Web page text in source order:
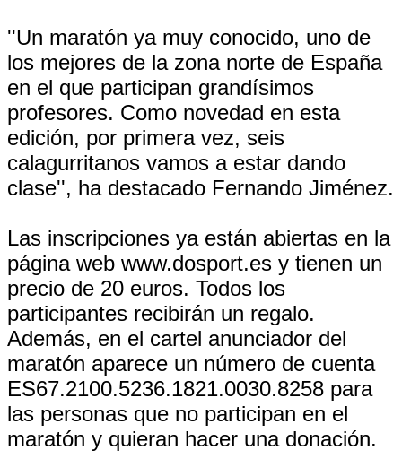
''Un maratón ya muy conocido, uno de
los mejores de la zona norte de España
en el que participan grandísimos
profesores. Como novedad en esta
edición, por primera vez, seis
calagurritanos vamos a estar dando
clase'', ha destacado Fernando Jiménez.
Las inscripciones ya están abiertas en la
página web www.dosport.es y tienen un
precio de 20 euros. Todos los
participantes recibirán un regalo.
Además, en el cartel anunciador del
maratón aparece un número de cuenta
ES67.2100.5236.1821.0030.8258 para
las personas que no participan en el
maratón y quieran hacer una donación.